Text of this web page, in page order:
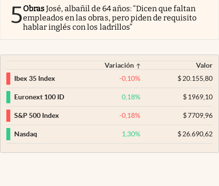
5ObrasJosé, albañil de 64 años: “Dicen que faltan
empleados en las obras, pero piden de requisito
hablar inglés con los ladrillos”
Variación
Valor
Ibex 35 Index
-0,10% $20.155,80
Euronext 100 ID 0,18% $1969,10
S&P 500 Index -0,18% $7709,96
Nasdaq 1,30% $26.690,62